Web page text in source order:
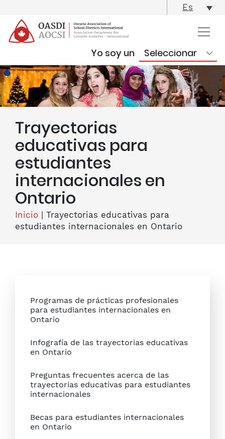
Es
Yo soy un
Trayectorias
educativas para
estudiantes
internacionales en
Ontario
Inicio
Trayectorias educativas para
estudiantes internacionales en Ontario
Programas de prácticas profesionales
para estudiantes internacionales en
Ontario
Infografía de las trayectorias educativas
en Ontario
Preguntas frecuentes acerca de las
trayectorias educativas para estudiantes
internacionales
Becas para estudiantes internacionales
en Ontario